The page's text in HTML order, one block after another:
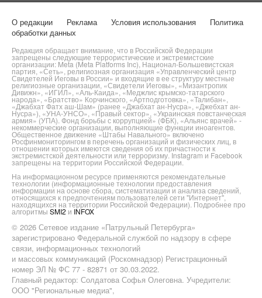
О редакции Реклама Условия использования
Политика
обработки данных
Редакция обращает внимание, что в Российской Федерации
запрещены следующие террористические и экстремистские
организации: Meta (Meta Platforms Inc), Национал-Большевистская
партия, «Сеть», религиозная организация «Управленческий центр
Свидетелей Иеговы в России» и входящие в ее структуру местные
религиозные организации, «Свидетели Иеговы», «Мизантропик
Дивижн», «ИГИЛ», «Аль-Каида», «Меджлис крымско-татарского
народа», «Братство» Корчинского, «Артподготовка», «Талибан»,
«Джабхат Фатх аш-Шам» (ранее «Джабхат ан-Нусра», «Джебхат ан-
Нусра»), «УНА-УНСО», «Правый сектор», «Украинская повстанческая
армия» (УПА). Фонд борьбы с коррупцией» (ФБК), «Альянс врачей» -
некоммерческие организации, выполняющие функции иноагентов.
Общественное движение «Штабы Навального» включено
Росфинмониторингом в перечень организаций и физических лиц, в
отношении которых имеются сведения об их причастности к
экстремистской деятельности или терроризму. Instagram и Facebook
запрещены на территории Российской Федерации.
На информационном ресурсе применяются рекомендательные
технологии (информационные технологии предоставления
информации на основе сбора, систематизации и анализа сведений,
относящихся к предпочтениям пользователей сети "Интернет",
находящихся на территории Российской Федерации). Подробнее про
алгоритмы SMI2 и INFOX
© 2026 Сетевое издание «Патрульный Петербурга»
зарегистрировано Федеральной службой по надзору в сфере
связи, информационных технологий
и массовых коммуникаций (Роскомнадзор) Регистрационный
номер ЭЛ № ФС 77 - 82871 от 30.03.2022.
Главный редактор: Солдатова Софья Олеговна. Учредители:
ООО "Региональные медиа",